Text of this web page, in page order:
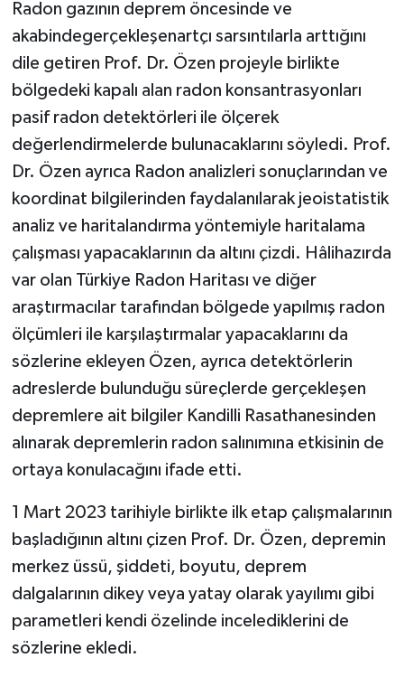
Radon gazının deprem öncesinde ve
akabindegerçekleşenartçı sarsıntılarla arttığını
dile getiren Prof. Dr. Özen projeyle birlikte
bölgedeki kapalı alan radon konsantrasyonları
pasif radon detektörleri ile ölçerek
değerlendirmelerde bulunacaklarını söyledi. Prof.
Dr. Özen ayrıca Radon analizleri sonuçlarından ve
koordinat bilgilerinden faydalanılarak jeoistatistik
analiz ve haritalandırma yöntemiyle haritalama
çalışması yapacaklarının da altını çizdi. Hâlihazırda
var olan Türkiye Radon Haritası ve diğer
araştırmacılar tarafından bölgede yapılmış radon
ölçümleri ile karşılaştırmalar yapacaklarını da
sözlerine ekleyen Özen, ayrıca detektörlerin
adreslerde bulunduğu süreçlerde gerçekleşen
depremlere ait bilgiler Kandilli Rasathanesinden
alınarak depremlerin radon salınımına etkisinin de
ortaya konulacağını ifade etti.
1 Mart 2023 tarihiyle birlikte ilk etap çalışmalarının
başladığının altını çizen Prof. Dr. Özen, depremin
merkez üssü, şiddeti, boyutu, deprem
dalgalarının dikey veya yatay olarak yayılımı gibi
parametleri kendi özelinde incelediklerini de
sözlerine ekledi.